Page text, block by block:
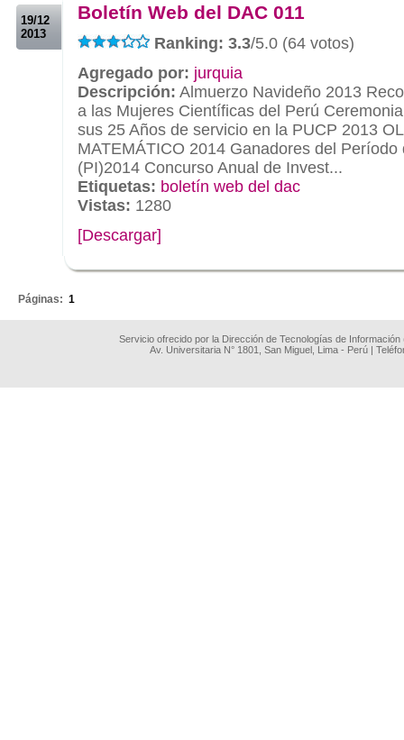
19/12
2013
Boletín Web del DAC 011
Ranking: 3.3/5.0 (64 votos)
Agregado por: jurquia
Descripción: Almuerzo Navideño 2013
a las Mujeres Científicas del Perú
sus 25 Años de servicio en la PUCP 2013
MATEMÁTICO 2014 Ganadores del Período
(PI)2014 Concurso Anual de Invest...
Etiquetas: boletín web del dac
Vistas: 1280
[Descargar]
Páginas: 1
Servicio ofrecido por la Dirección de Tecnologías de
Av. Universitaria N° 1801, San Miguel, Lima - Perú |